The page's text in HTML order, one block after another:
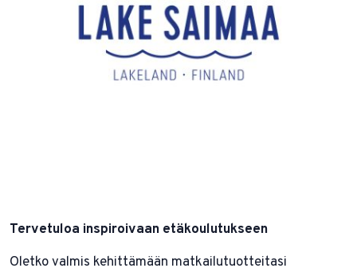
Tervetuloa inspiroivaan etäkoulutukseen
Oletko valmis kehittämään matkailutuotteitasi